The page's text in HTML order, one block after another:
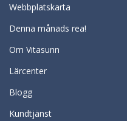
Webbplatskarta
Denna månads rea!
Om Vitasunn
Lärcenter
Blogg
Kundtjänst